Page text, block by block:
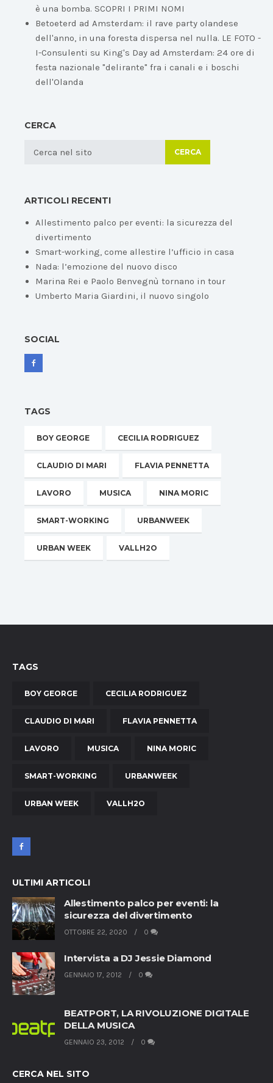
è una bomba. SCOPRI I PRIMI NOMI
Betoeterd ad Amsterdam: il rave party olandese
dell'anno, in una foresta dispersa nel nulla. LE FOTO -
I-Consulenti su King's Day ad Amsterdam: 24 ore di
festa nazionale "delirante" fra i canali e i boschi
dell'Olanda
CERCA
CERCA
ARTICOLI RECENTI
Allestimento palco per eventi: la sicurezza del
divertimento
Smart-working, come allestire l’ufficio in casa
Nada: l’emozione del nuovo disco
Marina Rei e Paolo Benvegnù tornano in tour
Umberto Maria Giardini, il nuovo singolo
SOCIAL
TAGS
BOY GEORGE CECILIA RODRIGUEZ
CLAUDIO DI MARI FLAVIA PENNETTA
LAVORO MUSICA NINA MORIC
SMART-WORKING URBANWEEK
URBAN WEEK VALLH2O
TAGS
BOY GEORGE CECILIA RODRIGUEZ
CLAUDIO DI MARI FLAVIA PENNETTA
LAVORO MUSICA NINA MORIC
SMART-WORKING URBANWEEK
URBAN WEEK VALLH2O
ULTIMI ARTICOLI
Allestimento palco per eventi: la
sicurezza del divertimento
OTTOBRE 22, 2020 0
Intervista a DJ Jessie Diamond
GENNAIO 17, 2012 0
BEATPORT, LA RIVOLUZIONE DIGITALE
DELLA MUSICA
GENNAIO 23, 2012 0
CERCA NEL SITO